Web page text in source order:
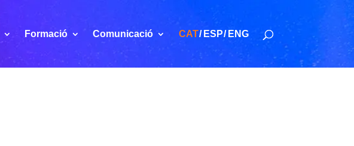
Formació Comunicació CAT ESP ENG